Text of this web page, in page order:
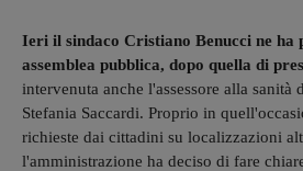
Ieri il sindaco Cristiano Benucci ne ha
assemblea pubblica, dopo quella di
intervenuta anche l'assessore alla sanità
Stefania Saccardi. Proprio in
richieste dai cittadini su localizzazioni
l'amministrazione ha deciso di fare